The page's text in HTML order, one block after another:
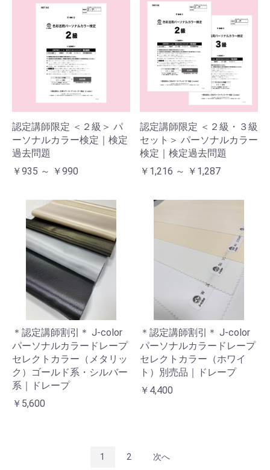
認定講師限定 ＜２級＞ パ
ーソナルカラー検定｜検定
過去問題
￥935 ～ ￥990
認定講師限定 ＜２級・３級
セット＞ パーソナルカラー
検定｜検定過去問題
￥1,216 ～ ￥1,287
＊認定講師割引＊ J-color
パーソナルカラードレープ
セレクトカラー（メタリッ
ク）ゴールド系・シルバー
系｜ドレープ
￥5,600
＊認定講師割引＊ J-color
パーソナルカラードレープ
セレクトカラー（ホワイ
ト）別売品｜ドレープ
￥4,400
1 2 次へ